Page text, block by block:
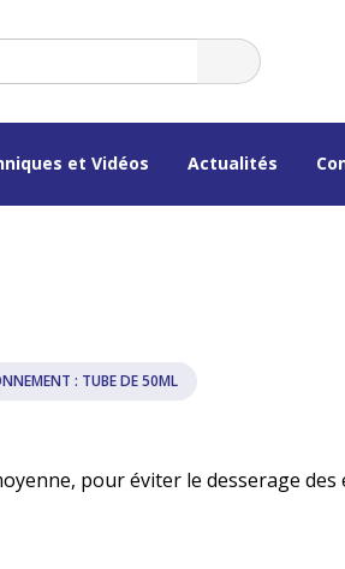
et Vidéos Actualités
: TUBE DE 50ML
pour éviter le desserage des